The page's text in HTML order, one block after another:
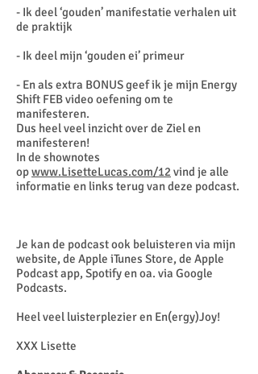
- Ik deel ‘gouden’ manifestatie verhalen uit
de praktijk
- Ik deel mijn ‘gouden ei’ primeur
- En als extra BONUS geef ik je mijn Energy
Shift FEB video oefening om te
manifesteren.
Dus heel veel inzicht over de Ziel en
manifesteren!
In de shownotes
opwww.LisetteLucas.com/12 vind je alle
informatie en links terug van deze podcast.
Je kan de podcast ook beluisteren via mijn
website, de Apple iTunes Store, de Apple
Podcast app, Spotify en oa. via Google
Podcasts.
Heel veel luisterplezier en En(ergy)Joy!
XXX Lisette